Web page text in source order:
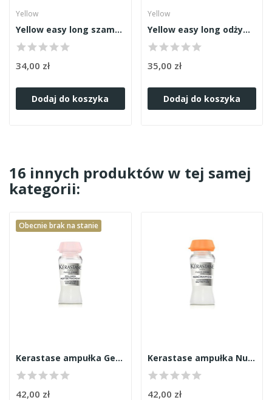
Yellow
Yellow easy long szampon 500ml
34,00 zł
Dodaj do koszyka
Yellow
Yellow easy long odżywka 500ml
35,00 zł
Dodaj do koszyka
16 innych produktów w tej samej
kategorii:
Obecnie brak na stanie
Kerastase ampułka Genesis 12ml
42,00 zł
Kerastase ampułka Nutritive 12ml
42,00 zł